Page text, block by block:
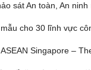
sát An toàn, An
cho 30 lĩnh vực
Singapore –